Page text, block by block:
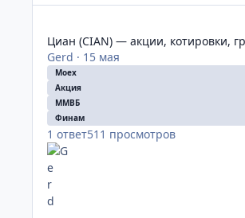
Циан (CIAN) — акции, котировки,
Gerd · 15 мая
Moex
Акция
ММВБ
Финам
1 ответ511 просмотров